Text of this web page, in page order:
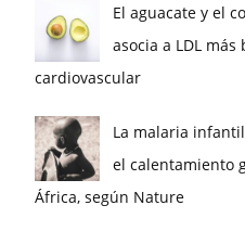
El aguacate y el
asocia a LDL
cardiovascular
La malaria
el calentamiento
África, según Nature